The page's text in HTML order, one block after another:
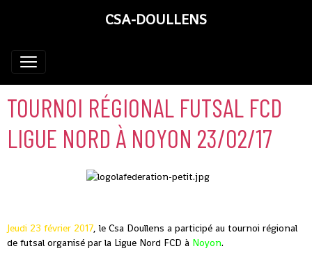
CSA-DOULLENS
TOURNOI RÉGIONAL FUTSAL FCD
LIGUE NORD À NOYON 23/02/17
Jeudi 23 février 2017, le Csa Doullens a participé au tournoi régional
de futsal organisé par la Ligue Nord FCD à Noyon.